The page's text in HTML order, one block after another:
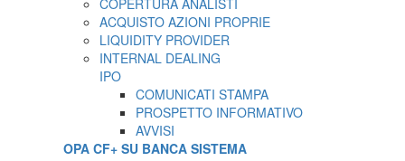
COPERTURA ANALISTI
ACQUISTO AZIONI PROPRIE
LIQUIDITY PROVIDER
INTERNAL DEALING
IPO
COMUNICATI STAMPA
PROSPETTO INFORMATIVO
AVVISI
OPA CF+ SU BANCA SISTEMA